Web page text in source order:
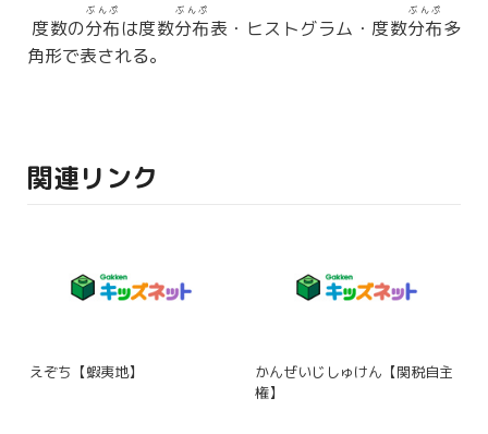
度数の分布
ぶんぷ
は度数分布
ぶんぷ
表・ヒストグラム・度数分布
ぶんぷ
多
角形で表される。
関連リンク
えぞち【蝦夷地】
かんぜいじしゅけん【関税自主
権】